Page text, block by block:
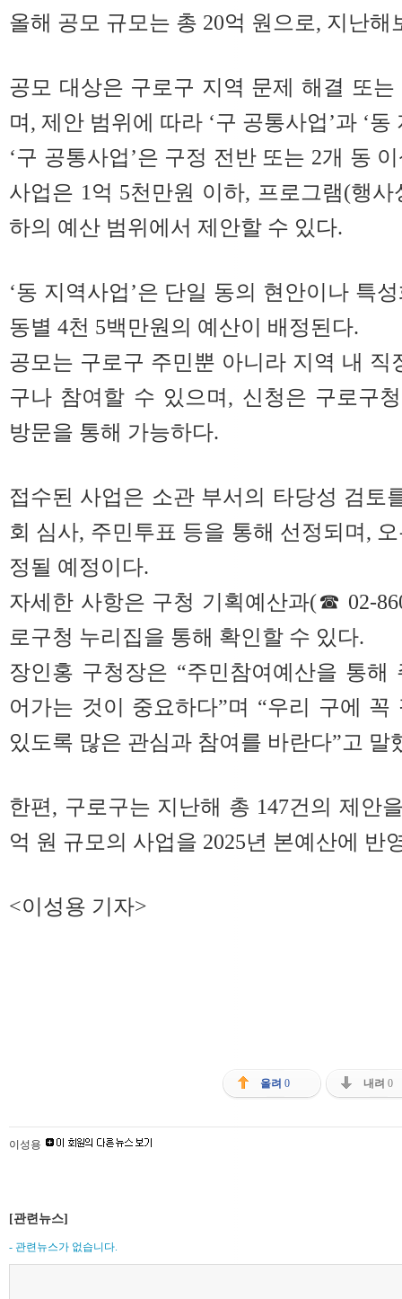
올해 공모 규모는 총 20억 원으로, 지난해
공모 대상은 구로구 지역 문제 해결 또
며, 제안 범위에 따라 ‘구 공통사업’과 ‘
‘구 공통사업’은 구정 전반 또는 2개 동
사업은 1억 5천만원 이하, 프로그램(행
하의 예산 범위에서 제안할 수 있다.
‘동 지역사업’은 단일 동의 현안이나 특
동별 4천 5백만원의 예산이 배정된다.
공모는 구로구 주민뿐 아니라 지역 내 직
구나 참여할 수 있으며, 신청은 구로구
방문을 통해 가능하다.
접수된 사업은 소관 부서의 타당성 검토
회 심사, 주민투표 등을 통해 선정되며,
정될 예정이다.
자세한 사항은 구청 기획예산과(☎ 02-
로구청 누리집을 통해 확인할 수 있다.
장인홍 구청장은 “주민참여예산을 통
어가는 것이 중요하다”며 “우리 구에
있도록 많은 관심과 참여를 바란다”고 말
한편, 구로구는 지난해 총 147건의 제안
억 원 규모의 사업을 2025년 본예산에 반
<이성용 기자>
올려 0 내려 0
이성용
[관련뉴스]
- 관련뉴스가 없습니다.